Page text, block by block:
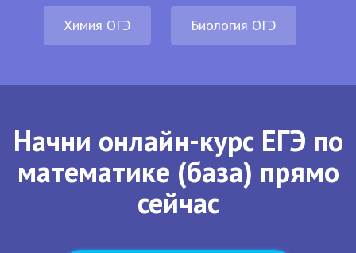
Химия ОГЭ Биология ОГЭ
Начни онлайн-курс ЕГЭ по
математике (база) прямо
сейчас